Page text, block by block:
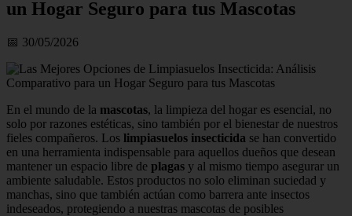
un Hogar Seguro para tus Mascotas
📅 30/05/2026
En el mundo de la mascotas, la limpieza del hogar es esencial, no
solo por razones estéticas, sino también por el bienestar de nuestros
fieles compañeros. Los limpiasuelos insecticida se han convertido
en una herramienta indispensable para aquellos dueños que desean
mantener un espacio libre de plagas y al mismo tiempo asegurar un
ambiente saludable. Estos productos no solo eliminan suciedad y
manchas, sino que también actúan como barrera ante insectos
indeseados, protegiendo a nuestras mascotas de posibles